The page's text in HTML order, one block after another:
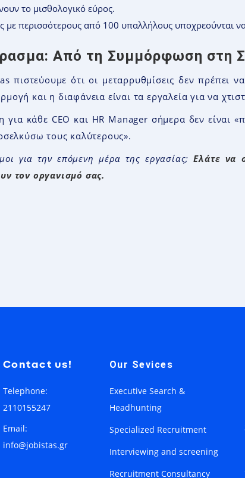
το μισθολογικό εύρος.
με περισσότερους από 100 υπαλλήλους υποχρεούνται
Από τη Συμμόρφωση στη
πιστεύουμε ότι οι μεταρρυθμίσεις δεν πρέπει
και η διαφάνεια είναι τα εργαλεία για να
για κάθε CEO και HR Manager σήμερα δεν
τους καλύτερους».
για την επόμενη μέρα της εργασίας; Ελάτε να
τον οργανισμό σας.
Contact us!
Telephone:
2110155247
Email:
info@jobistas.gr
Our Sevices
Executive Search &
Headhunting
Specialized Recruitment
Interviewing and screening
Recruitment Consultancy